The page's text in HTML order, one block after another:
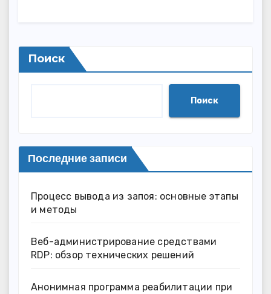
Поиск
Поиск
Последние записи
Процесс вывода из запоя: основные этапы
и методы
Веб-администрирование средствами
RDP: обзор технических решений
Анонимная программа реабилитации при